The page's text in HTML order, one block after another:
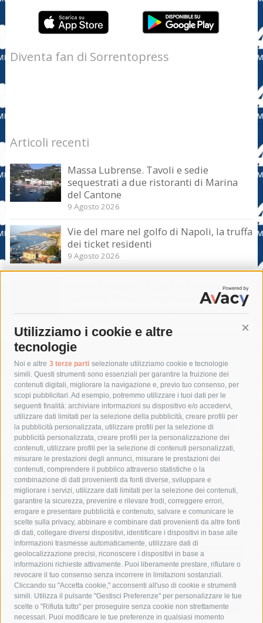
Utilizziamo i cookie e altre
tecnologie
Noi e altre 3 terze parti selezionate utilizziamo cookie e tecnologie
simili. Questi strumenti sono essenziali per garantire la fruizione dei
contenuti digitali, migliorare la navigazione e, previo tuo consenso, per
scopi pubblicitari. Ad esempio, potremmo utilizzare i tuoi dati per le
seguenti finalità: archiviare informazioni su dispositivo e/o accedervi,
utilizzare dati limitati per la selezione della pubblicità, creare profili per
la pubblicità personalizzata, utilizzare profili per la selezione di
pubblicità personalizzata, creare profili per la personalizzazione dei
contenuti, utilizzare profili per la selezione di contenuti personalizzati,
misurare le prestazioni degli annunci, misurare le prestazioni dei
contenuti, comprendere il pubblico attraverso statistiche o la
combinazione di dati provenienti da fonti diverse, sviluppare e
migliorare i servizi, utilizzare dati limitati per la selezione dei contenuti,
garantire la sicurezza, prevenire e rilevare frodi, correggere errori,
erogare e presentare pubblicità e contenuto, salvare e comunicare le
scelte sulla privacy, abbinare e combinare dati provenienti da altre fonti
di dati, collegare diversi dispositivi, identificare i dispositivi in base alle
informazioni trasmesse automaticamente, utilizzare dati di
geolocalizzazione precisi, riconoscere i dispositivi in base a
informazioni richieste attivamente. Puoi liberamente prestare, rifiutare o
revocare il tuo consenso senza incorrere in limitazioni sostanziali.
Cliccando su "Accetta cookie," acconsenti all'uso di cookie e strumenti
simili. Utilizza il pulsante "Gestisci Preferenze" per personalizzare le tue
scelte o "Rifiuta tutto" per proseguire senza cookie non strettamente
necessari. Puoi modificare le tue preferenze in qualsiasi momento
Diventa fan di Sorrentopress
Articoli recenti
Massa Lubrense. Tavoli e sedie
sequestrati a due ristoranti di Marina
del Cantone
9 Agosto 2026
Vie del mare nel golfo di Napoli, la truffa
dei ticket residenti
9 Agosto 2026
Massa Lubrense. Sicurezza in mare
nell’Amp Punta Campanella, incontro
con il sottosegretario Iannone
Tag
acqua allerta meteo
anas
area marina protetta di punta campanella
arresto
Asl Napoli 3 sud
capitaneria di porto capri
carabinieri
castellammare di stabia
circumvesuviana
comune di sorrento
concerto
contagi
costiera amalfitana
covid-19 eav
elezioni
fondazione sorrento
gori guardia costiera
incidente
lavori
lorenzo balducelli mare
massa lubrense
massimo coppola
Meta napoli
ordinanza
penisola sorrentina
piano di sorrento
polizia municipale
protezione civile
Regione Campania
sant'agnello
sindaco cuomo
sorrento studenti temporali
treni
turismo
Vico Equense villa fiorentino vincenzo de luca